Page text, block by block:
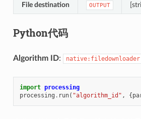
File destination OUTPUT
Python代码
Algorithm ID: native:filedownloader
import processing
processing . run( "algorithm_id" , {